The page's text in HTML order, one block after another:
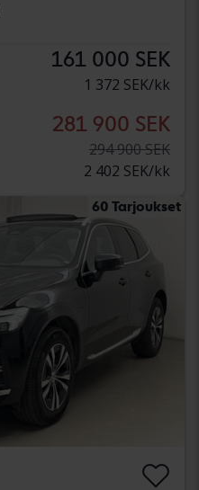
161 000 SEK
1 372 SEK/kk
281 900 SEK
294 900 SEK
2 402 SEK/kk
60 Tarjoukset